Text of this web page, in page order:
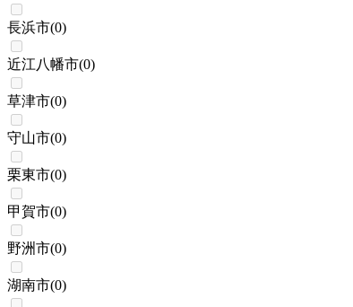
長浜市(0)
近江八幡市(0)
草津市(0)
守山市(0)
栗東市(0)
甲賀市(0)
野洲市(0)
湖南市(0)